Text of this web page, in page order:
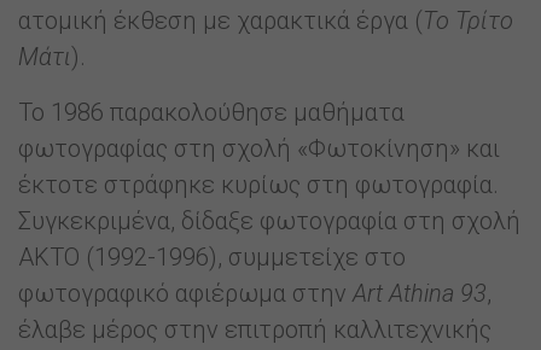
ατομική έκθεση με χαρακτικά έργα (Το Τρίτο
Μάτι).
Το 1986 παρακολούθησε μαθήματα
φωτογραφίας στη σχολή «Φωτοκίνηση» και
έκτοτε στράφηκε κυρίως στη φωτογραφία.
Συγκεκριμένα, δίδαξε φωτογραφία στη σχολή
ΑΚΤΟ (1992-1996), συμμετείχε στο
φωτογραφικό αφιέρωμα στηνArt Athina 93,
έλαβε μέρος στην επιτροπή καλλιτεχνικής